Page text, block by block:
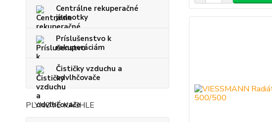
Centrálne rekuperačné
jednotky
Príslušenstvo k
rekuperáciám
Čističky vzduchu a
odvlhčovače
PLYNOVÉ KACHLE